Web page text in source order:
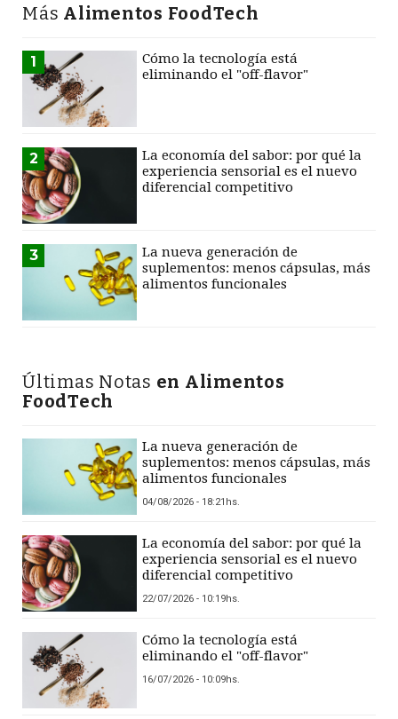
Más Alimentos FoodTech
1
Cómo la tecnología está
eliminando el "off-flavor"
2
La economía del sabor: por qué la
experiencia sensorial es el nuevo
diferencial competitivo
3
La nueva generación de
suplementos: menos cápsulas, más
alimentos funcionales
Últimas Notas en Alimentos
FoodTech
La nueva generación de
suplementos: menos cápsulas, más
alimentos funcionales
04/08/2026 - 18:21hs.
La economía del sabor: por qué la
experiencia sensorial es el nuevo
diferencial competitivo
22/07/2026 - 10:19hs.
Cómo la tecnología está
eliminando el "off-flavor"
16/07/2026 - 10:09hs.